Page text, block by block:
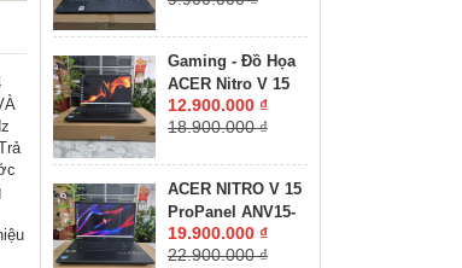
Gaming - Đồ Họa
ACER Nitro V 15
ANV15-41-R2UP
Máy LikeNew-Bảo
16GB SSD 512GB
RTX 2050 4GB
GDDR6 MÀN HÌNH
12.900.000 ₫
18.900.000 ₫
ACER NITRO V 15
ProPanel ANV15-
41-R7CR Máy
LikeNew-Còn Bảo
19.900.000 ₫
22.900.000 ₫